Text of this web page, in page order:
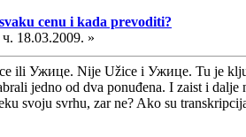
cenu i kada prevoditi?
ч. 18.03.2009. »
ili Ужице. Nije Užice i Ужице. Tu je
jedno od dva ponuđena. I zaist i
svoju svrhu, zar ne? Ako su